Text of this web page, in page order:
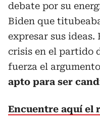
debate por su
Biden que
expresar sus ideas.
crisis en el partido
fuerza el
apto para ser
Encuentre aquí el